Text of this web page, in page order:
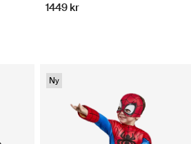
1449 kr
Ny